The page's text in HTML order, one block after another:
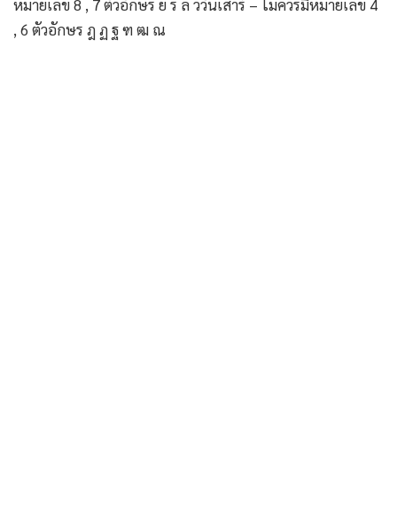
หมายเลข 8 , 7 ตัวอักษร ย ร ล ววันเสาร์ – ไม่ควรมีหมายเลข 4
, 6 ตัวอักษร ฎ ฏ ฐ ฑ ฒ ณ